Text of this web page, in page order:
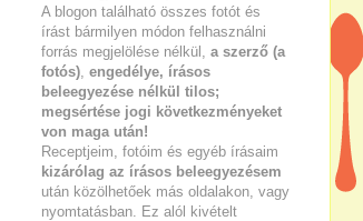
A blogon található összes fotót és
írást bármilyen módon felhasználni
forrás megjelölése nélkül, a szerző (a
fotós) engedélye, írásos
beleegyezése nélkül tilos;
megsértése jogi következményeket
von maga után!
Receptjeim, fotóim és egyéb írásaim
kizárólag az írásos beleegyezésem
után közölhetőek más oldalakon, vagy
nyomtatásban. Ez alól kivételt